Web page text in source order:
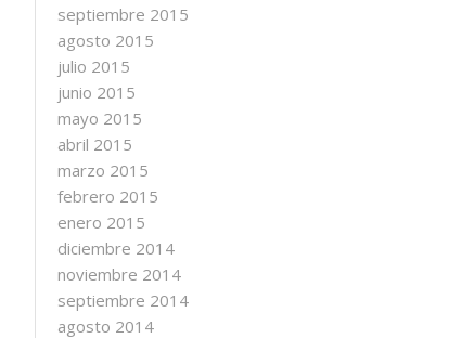
septiembre 2015
agosto 2015
julio 2015
junio 2015
mayo 2015
abril 2015
marzo 2015
febrero 2015
enero 2015
diciembre 2014
noviembre 2014
septiembre 2014
agosto 2014